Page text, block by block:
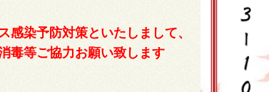
感染予防対策といたしまして、
毒等ご協力お願い致します